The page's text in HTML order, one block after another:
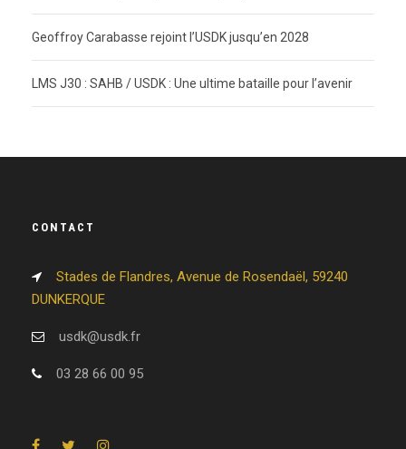
Geoffroy Carabasse rejoint l’USDK jusqu’en 2028
LMS J30 : SAHB / USDK : Une ultime bataille pour l’avenir
CONTACT
Stades de Flandres, Avenue de Rosendaël, 59240
DUNKERQUE
usdk@usdk.fr
03 28 66 00 95